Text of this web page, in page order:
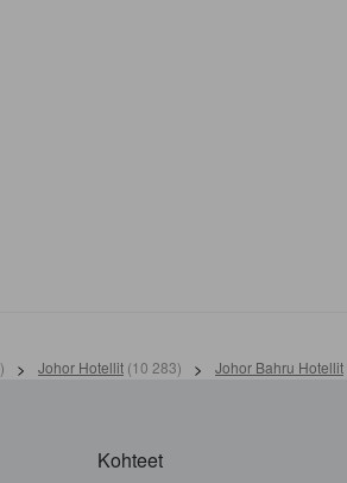
) > Johor Hotellit (10 283) > Johor Bahru Hotellit
Kohteet